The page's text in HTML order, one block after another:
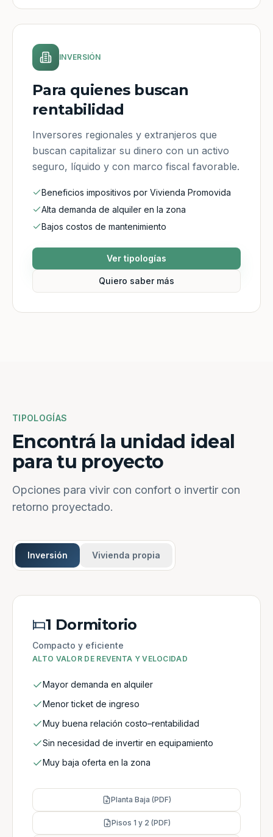
INVERSIÓN
Para quienes buscan
rentabilidad
Inversores regionales y extranjeros que
buscan capitalizar su dinero con un activo
seguro, líquido y con marco fiscal favorable.
Beneficios impositivos por Vivienda Promovida
Alta demanda de alquiler en la zona
Bajos costos de mantenimiento
Ver tipologías
Quiero saber más
TIPOLOGÍAS
Encontrá la unidad ideal
para tu proyecto
Opciones para vivir con confort o invertir con
retorno proyectado.
Inversión Vivienda propia
1 Dormitorio
Compacto y eficiente
ALTO VALOR DE REVENTA Y VELOCIDAD
Mayor demanda en alquiler
Menor ticket de ingreso
Muy buena relación costo–rentabilidad
Sin necesidad de invertir en equipamiento
Muy baja oferta en la zona
Planta Baja (PDF)
Pisos 1 y 2 (PDF)